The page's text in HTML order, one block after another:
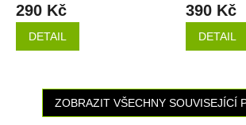
290 Kč
DETAIL
390 Kč
DETAIL
ZOBRAZIT VŠECHNY SOUVISEJÍCÍ